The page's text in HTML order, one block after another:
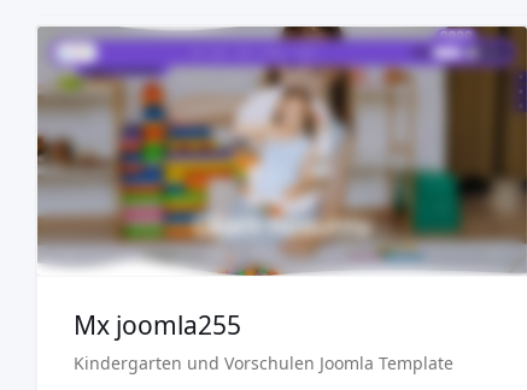
Demo
Kaufen €29.90
Mx joomla255
Kindergarten und Vorschulen Joomla Template